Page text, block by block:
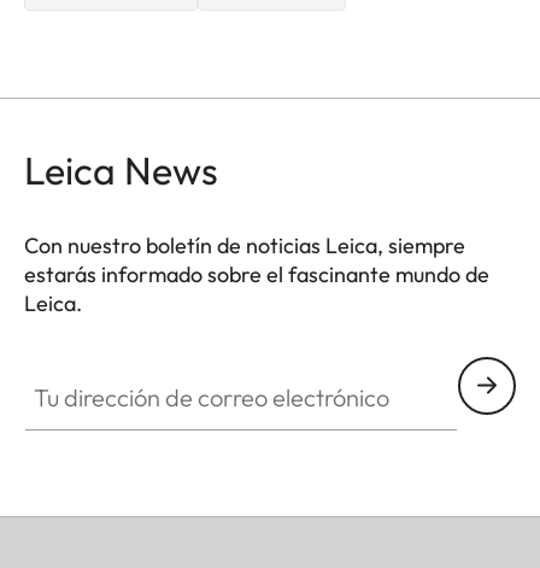
Leica News
Con nuestro boletín de noticias Leica, siempre
estarás informado sobre el fascinante mundo de
Leica.